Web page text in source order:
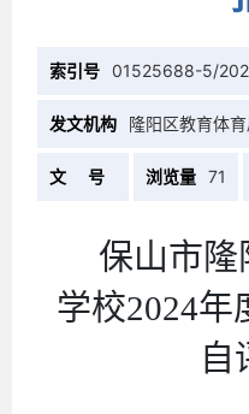
索引号 01525688-5/
发文机构 隆阳区教育体育
文 号 浏览量 71
保山市隆
学校2024年
自